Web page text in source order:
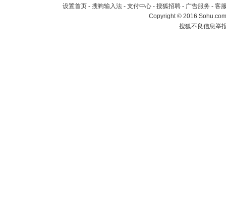
设置首页 - 搜狗输入法 - 支付中心 - 搜狐招聘 - 广告服务 - 客
Copyright©2016
搜狐不良信息举